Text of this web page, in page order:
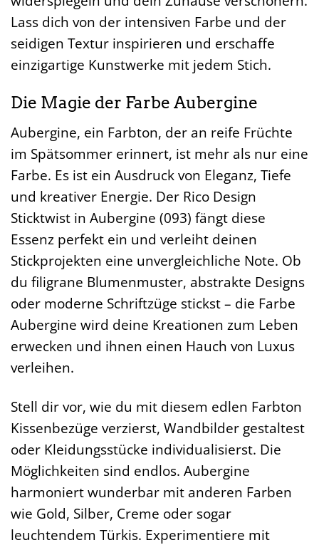
Lass dich von der intensiven Farbe und der
seidigen Textur inspirieren und erschaffe
einzigartige Kunstwerke mit jedem Stich.
Die Magie der Farbe Aubergine
Aubergine, ein Farbton, der an reife Früchte
im Spätsommer erinnert, ist mehr als nur eine
Farbe. Es ist ein Ausdruck von Eleganz, Tiefe
und kreativer Energie. Der Rico Design
Sticktwist in Aubergine (093) fängt diese
Essenz perfekt ein und verleiht deinen
Stickprojekten eine unvergleichliche Note. Ob
du filigrane Blumenmuster, abstrakte Designs
oder moderne Schriftzüge stickst – die Farbe
Aubergine wird deine Kreationen zum Leben
erwecken und ihnen einen Hauch von Luxus
verleihen.
Stell dir vor, wie du mit diesem edlen Farbton
Kissenbezüge verzierst, Wandbilder gestaltest
oder Kleidungsstücke individualisierst. Die
Möglichkeiten sind endlos. Aubergine
harmoniert wunderbar mit anderen Farben
wie Gold, Silber, Creme oder sogar
leuchtendem Türkis. Experimentiere mit